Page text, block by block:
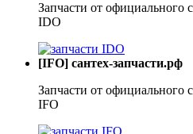
Запчасти от официального
IDO
[IFO] сантех-запчасти.рф
Запчасти от официального
IFO